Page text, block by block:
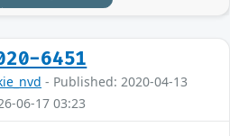
6451
- Published: 2020-04-13
06-17 03:23